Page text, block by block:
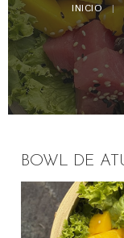
INICIO
BOWL DE